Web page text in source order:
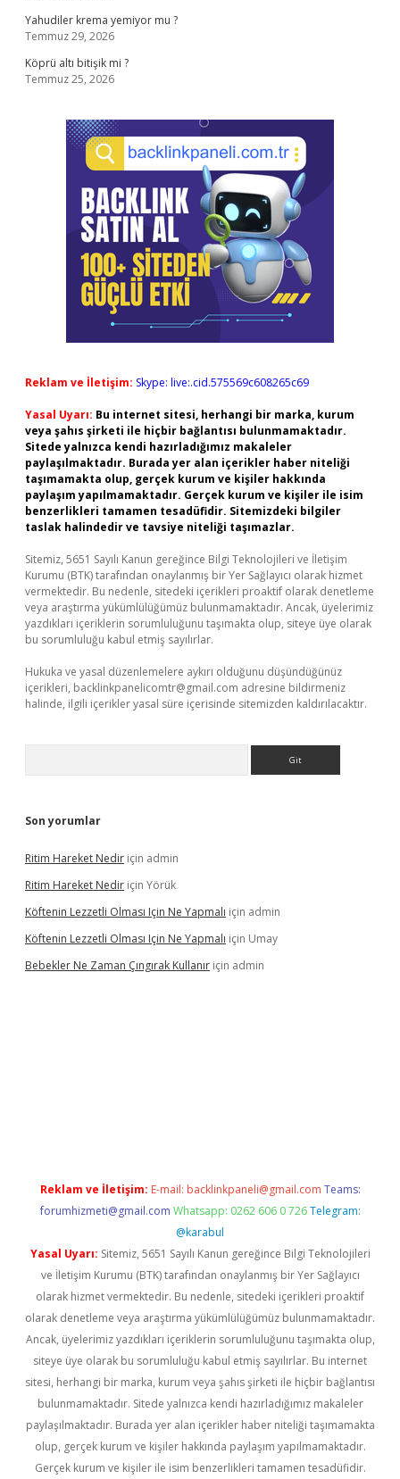
Yahudiler krema yemiyor mu ?
Temmuz 29, 2026
Köprü altı bitişik mi ?
Temmuz 25, 2026
Reklam ve İletişim: Skype: live:.cid.575569c608265c69
Yasal Uyarı: Bu internet sitesi, herhangi bir marka, kurum
veya şahıs şirketi ile hiçbir bağlantısı bulunmamaktadır.
Sitede yalnızca kendi hazırladığımız makaleler
paylaşılmaktadır. Burada yer alan içerikler haber niteliği
taşımamakta olup, gerçek kurum ve kişiler hakkında
paylaşım yapılmamaktadır. Gerçek kurum ve kişiler ile isim
benzerlikleri tamamen tesadüfidir. Sitemizdeki bilgiler
taslak halindedir ve tavsiye niteliği taşımazlar.
Sitemiz, 5651 Sayılı Kanun gereğince Bilgi Teknolojileri ve İletişim
Kurumu (BTK) tarafından onaylanmış bir Yer Sağlayıcı olarak hizmet
vermektedir. Bu nedenle, sitedeki içerikleri proaktif olarak denetleme
veya araştırma yükümlülüğümüz bulunmamaktadır. Ancak, üyelerimiz
yazdıkları içeriklerin sorumluluğunu taşımakta olup, siteye üye olarak
bu sorumluluğu kabul etmiş sayılırlar.
Hukuka ve yasal düzenlemelere aykırı olduğunu düşündüğünüz
içerikleri, backlinkpanelicomtr@gmail.com adresine bildirmeniz
halinde, ilgili içerikler yasal süre içerisinde sitemizden kaldırılacaktır.
Son yorumlar
Ritim Hareket Nedir için admin
Ritim Hareket Nedir için Yörük
Köftenin Lezzetli Olması Için Ne Yapmalı için admin
Köftenin Lezzetli Olması Için Ne Yapmalı için Umay
Bebekler Ne Zaman Çıngırak Kullanır için admin
Reklam ve İletişim: E-mail: backlinkpaneli@gmail.com Teams:
forumhizmeti@gmail.com Whatsapp: 0262 606 0 726 Telegram:
@karabul
Yasal Uyarı: Sitemiz, 5651 Sayılı Kanun gereğince Bilgi Teknolojileri
ve İletişim Kurumu (BTK) tarafından onaylanmış bir Yer Sağlayıcı
olarak hizmet vermektedir. Bu nedenle, sitedeki içerikleri proaktif
olarak denetleme veya araştırma yükümlülüğümüz bulunmamaktadır.
Ancak, üyelerimiz yazdıkları içeriklerin sorumluluğunu taşımakta olup,
siteye üye olarak bu sorumluluğu kabul etmiş sayılırlar. Bu internet
sitesi, herhangi bir marka, kurum veya şahıs şirketi ile hiçbir bağlantısı
bulunmamaktadır. Sitede yalnızca kendi hazırladığımız makaleler
paylaşılmaktadır. Burada yer alan içerikler haber niteliği taşımamakta
olup, gerçek kurum ve kişiler hakkında paylaşım yapılmamaktadır.
Gerçek kurum ve kişiler ile isim benzerlikleri tamamen tesadüfidir.